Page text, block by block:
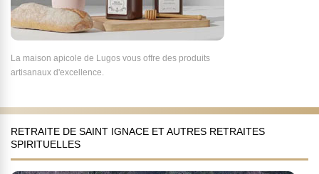
La maison apicole de Lugos vous offre des produits
artisanaux d'excellence.
RETRAITE DE SAINT IGNACE ET AUTRES RETRAITES
SPIRITUELLES